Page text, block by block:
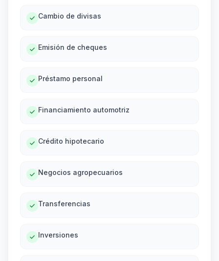
Cambio de divisas
Emisión de cheques
Préstamo personal
Financiamiento automotriz
Crédito hipotecario
Negocios agropecuarios
Transferencias
Inversiones